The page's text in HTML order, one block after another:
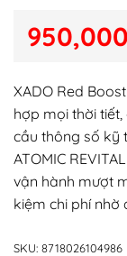
950,000
XADO Red
hợp mọi thời tiết,
cầu thông số kỹ
ATOMIC
vận hành mượt
kiệm chi phí nhờ
SKU: 8718026104986